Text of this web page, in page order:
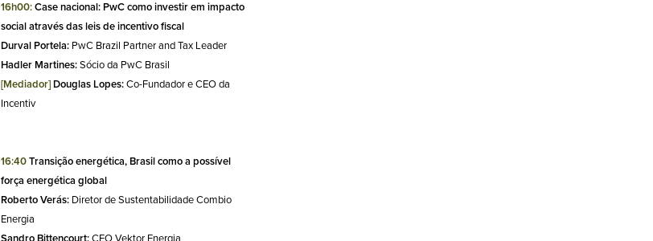
16h00: Case nacional: PwC como investir em impacto
social através das leis de incentivo fiscal
Durval Portela: PwC Brazil Partner and Tax Leader
Hadler Martines: Sócio da PwC Brasil
[Mediador] Douglas Lopes: Co-Fundador e CEO da
Incentiv
16:40 Transição energética, Brasil como a possível
força energética global
Roberto Verás: Diretor de Sustentabilidade Combio
Energia